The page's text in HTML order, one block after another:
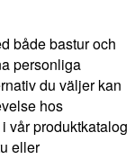
både bastur och
personliga
du väljer kan
hos
vår produktkatalog
eller